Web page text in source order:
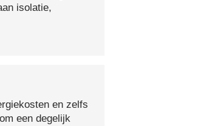
isolatie,
en zelfs
een degelijk